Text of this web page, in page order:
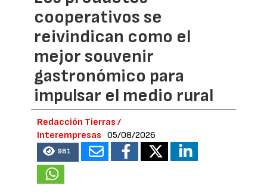
cooperativos se
reivindican como el
mejor souvenir
gastronómico para
impulsar el medio rural
Redacción Tierras /
Interempresas
05/08/2026
981